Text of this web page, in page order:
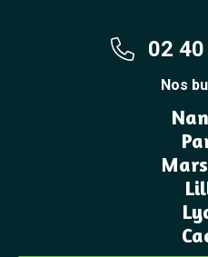
02
Nos